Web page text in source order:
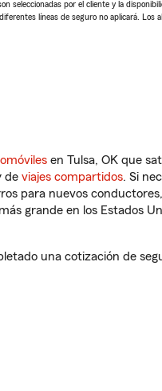
seleccionadas por el cliente y la
líneas de seguro no aplicará. Los
en Tulsa, OK que
de viajes compartidos. Si
para nuevos
grande en los Estados
una cotización de